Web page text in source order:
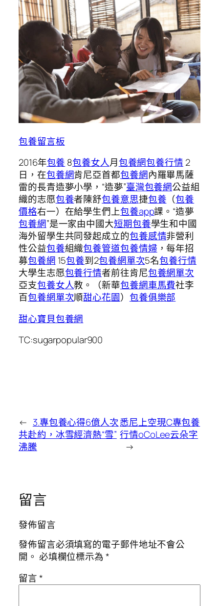
包養留言板
2016年包養 8包養女人月包養網包養行情 2
日，在包養網肯尼亞首都包養網內羅畢馬薩
雷的長青造夢小學，“造夢”臺灣包養網公益組
織的志愿包養者陳舒包養意思捷包養 （包養
價格右一）在給學生們上包養app課。“造夢
包養網”是一家由中國大短期包養學生和中國
海外留學生共同發起成立的包養感情非營利
性公益包養組織包養管道包養情婦 ，每年招
募包養網 15包養到2包養網單次5名包養行情
大學生志愿包養行情者前往肯尼包養網單次
亞支包養女人教。（新華包養網車馬費社李
百包養網單次順甜心花園） 包養俱樂部
甜心寶貝包養網
TC:sugarpopular900
← 3.專包養心得6億人次
共赴約，冰雪經濟熱“雪”
沸騰
悉尼上空現C專包養
行情oCoLee云朵字
→
留言
發佈留言
發佈留言必須填寫的電子郵件地址不會公
開。 必填欄位標示為*
留言*